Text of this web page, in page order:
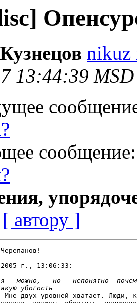
nikuz
13:44:39 MSD
[ автору ]
2005 г., 13:06:33:
двух уровней хватает. Люди,